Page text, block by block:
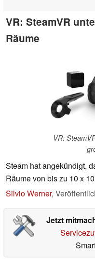
VR: SteamVR
Räume
VR:
Steam hat angekündigt,
Räume von bis zu 10 x
Silvio Werner,
Jetzt